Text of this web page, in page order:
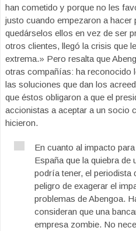
han cometido y porque no les
justo cuando empezaron a
quedárselos ellos en vez de ser
otros clientes, llegó la crisis que
extrema.» Pero resalta que
otras compañías: ha reconocido
las soluciones que dan los
que éstos obligaron a que el
accionistas a aceptar a un socio
hicieron.
En cuanto al impacto
España que la quiebra
podría tener, el periodista
peligro de exagerar el
problemas de Abengoa.
consideran que una
empresa zombie. No